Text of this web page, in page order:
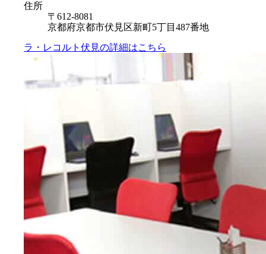
住所
〒612-8081
京都府京都市伏見区新町5丁目487番地
ラ・レコルト伏見の詳細はこちら